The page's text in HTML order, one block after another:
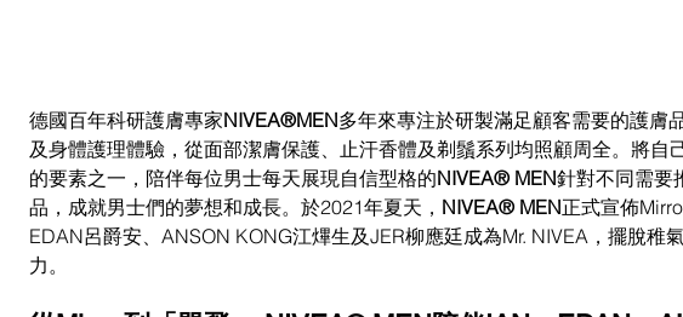
德國百年科研護膚專家NIVEA®MEN多年來專注於研製滿足顧客需要的護膚
及身體護理體驗，從面部潔膚保護、止汗香體及剃鬚系列均照顧周全。將自
的要素之一，陪伴每位男士每天展現自信型格的NIVEA® MEN針對不同需要
品，成就男士們的夢想和成長。於2021年夏天， NIVEA® MEN正式宣佈
EDAN呂爵安、ANSON KONG江熚生及JER柳應廷成為Mr. NIVEA，擺脫稚
力。